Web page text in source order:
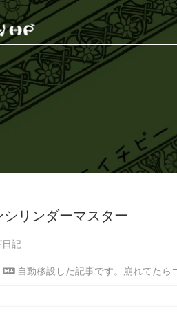
シリンダーマスター
日記
自動移設した記事です。崩れてたら